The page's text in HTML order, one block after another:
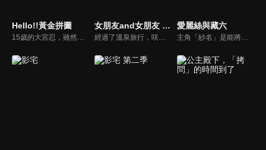
Hello!!黃金拼圖
15歲的大宮忍，雖然外表看起來是個純和風的少女，但其實她是從英國回來的歸國子女。回國之後還想念著國外生活的她，某天收到一封寄件人屬名是她在英國寄宿家庭中所認識的少女艾莉絲所寄來的航空郵件。「小忍，這次換我去日本找妳了！」，日英二位少女的青春物語即將展開！
女朋友and女朋友 第二季
經過了溫泉旅行，咲和渚兩人以對等的關係，繼續和直也過著腳踏兩條船的生活。加上奪走直也初吻的蜜莉卡，暗戀著直也的紫乃，迎來暑假的五人，戀情的舞台將轉往煙火大會、露營，以及沖繩——蜜莉卡的妹妹．理沙也將登場。
愛麗絲與藏六
主角「紗名」是能將想像事物實現的超能力少女，故事描述這樣的她和經營花店、超討厭違背常理事物的頑固老爹「藏六」周遭所發生的事情。漫畫原作曾獲2013年第17屆文化廳媒體藝術祭的漫畫類新人獎。